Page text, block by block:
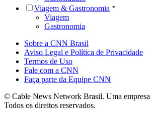
Viagem & Gastronomia
Viagem
Gastronomia
Sobre a CNN Brasil
Aviso Legal e Política de Privacidade
Termos de Uso
Fale com a CNN
Faça parte da Equipe CNN
© Cable News Network Brasil. Uma
Todos os direitos reservados.